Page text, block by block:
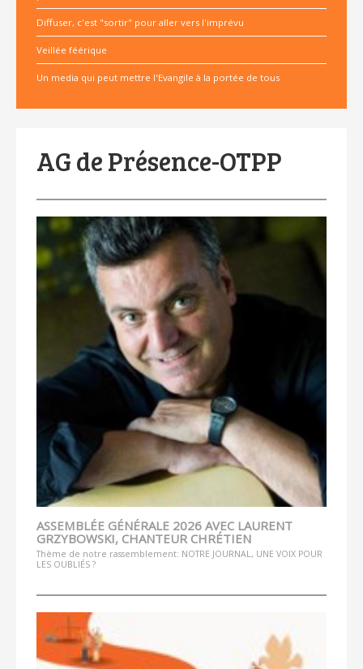
Diffuser, c'est "sortir" pour aller vers l'imprévu
Veillée féérique
Un media qui peut mettre l'Evangile à la portée de tous
AG de Présence-OTPP
ASSEMBLÉE GÉNÉRALE 2026 AVEC LAURENT
GRZYBOWSKI, CHANTEUR CHRÉTIEN
Thème de notre rassemblement: NOTRE JOURNAL, UNE VOIX POUR
LES OUBLIÉS ?